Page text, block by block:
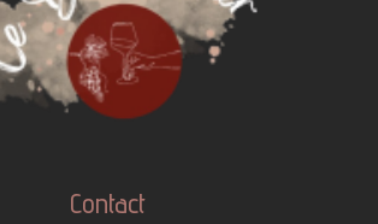
Contact